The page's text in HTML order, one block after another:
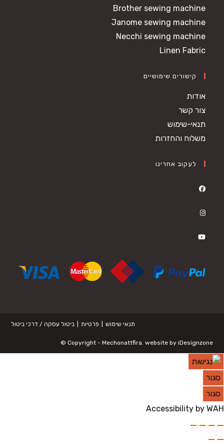
Brother sewing machine
Janome sewing machine
Necchi sewing machine
Linen Fabric
קישורים שימושיים
אודות
צור קשר
תנאי-שימוש
משלוח והחזרות
לעקוב אחרינו
tab
new
תנאי שימוש פרטיות ביטול עסקה / דרכי ביטול
Copyright - Mechonattfira. website by iDesignzone
©
סגור
סגור
Accessibility by WAH